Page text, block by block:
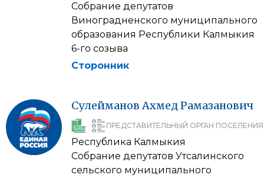
Собрание депутатов
Виноградненского муниципального
образования Республики Калмыкия
6-го созыва
Сторонник
Сулейманов АхмедРамазанович
ПРЕДСТАВИТЕЛЬНЫЙ ОРГАН ПОСЕЛЕНИЯ
Республика Калмыкия
Собрание депутатов Утсалинского
сельского муниципального